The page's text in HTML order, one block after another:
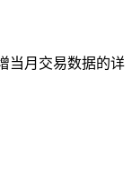
月交易数据的详